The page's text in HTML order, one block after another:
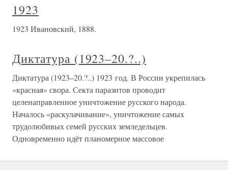
1923
1923 Ивановский, 1888.
Диктатура (1923–20.?..)
Диктатура (1923–20.?..) 1923 год. В России укрепилась
«красная» свора. Секта паразитов проводит
целенаправленное уничтожение русского народа.
Началось «раскулачивание», уничтожение самых
трудолюбивых семей русских земледельцев.
Одновременно идёт планомерное массовое